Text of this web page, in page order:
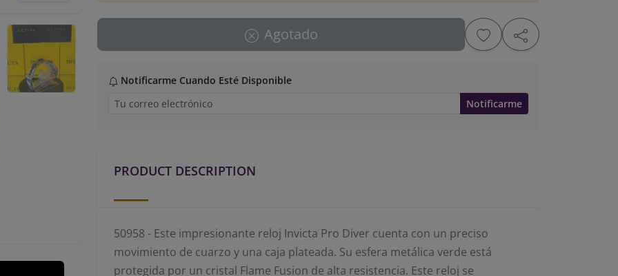
Agotado
Notificarme Cuando Esté Disponible
Notificarme
PRODUCT DESCRIPTION
50958 - Este impresionante reloj Invicta Pro Diver cuenta con un preciso
movimiento de cuarzo y una caja plateada. Su esfera metálica verde está
protegida por un cristal Flame Fusion de alta resistencia. Este reloj se